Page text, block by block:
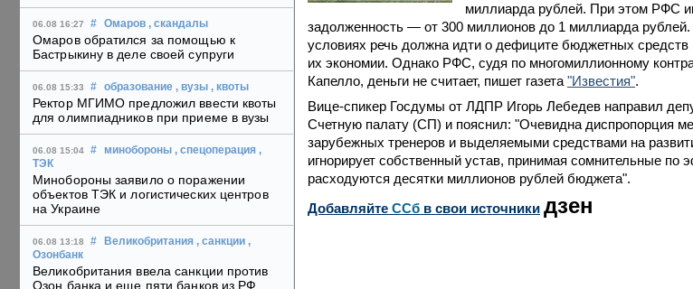
06.08 16:27 # Омаров , скандалы
Омаров обратился за помощью к
Бастрыкину в деле своей супруги
06.08 15:33 # образование , вузы , квоты
Ректор МГИМО предложил ввести квоты
для олимпиадников при приеме в вузы
06.08 15:04 # минобороны , спецоперация ,
ТЭК
Минобороны заявило о поражении
объектов ТЭК и логистических центров
на Украине
06.08 13:18 # Великобритания , санкции ,
Озонбанк
Великобритания ввела санкции против
Озон банка и еще пяти банков из РФ
миллиарда рублей. При этом РФС
задолженность — от 300 миллионов до 1 миллиарда рублей.
условиях речь должна идти о дефиците бюджетных средств
их экономии. Однако РФС, судя по многомиллионному
Капелло, деньги не считает, пишет газета "Известия".
Вице-спикер Госдумы от ЛДПР Игорь Лебедев направил
Счетную палату (СП) и пояснил: "Очевидна диспропорция
зарубежных тренеров и выделяемыми средствами на
игнорирует собственный устав, принимая сомнительные по
расходуются десятки миллионов рублей бюджета".
Добавляйте CСб в свои источники дзен